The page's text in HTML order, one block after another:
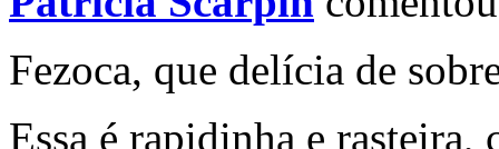
Fezoca, que delícia de
Essa é rapidinha e